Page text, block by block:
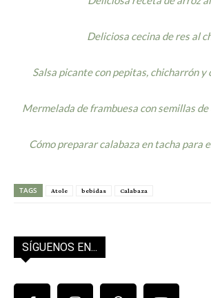
Deliciosa cecina de res al
Salsa picante con pepitas, chicharrón
Mermelada de frambuesa con semillas
Cómo preparar calabaza en tacha para
TAGS Atole bebidas Calabaza
SÍGUENOS EN...